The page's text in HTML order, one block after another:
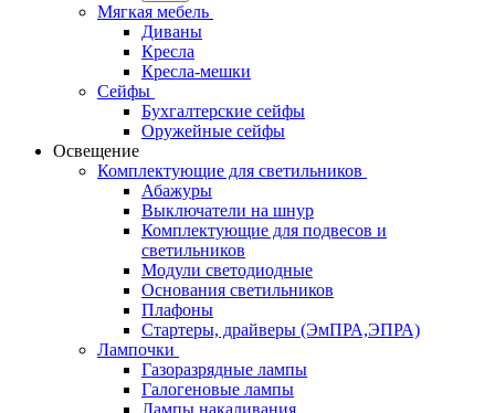
Мягкая мебель
Диваны
Кресла
Кресла-мешки
Сейфы
Бухгалтерские сейфы
Оружейные сейфы
Освещение
Комплектующие для светильников
Абажуры
Выключатели на шнур
Комплектующие для подвесов и
светильников
Модули светодиодные
Основания светильников
Плафоны
Стартеры, драйверы (ЭмПРА,ЭПРА)
Лампочки
Газоразрядные лампы
Галогеновые лампы
Лампы накаливания